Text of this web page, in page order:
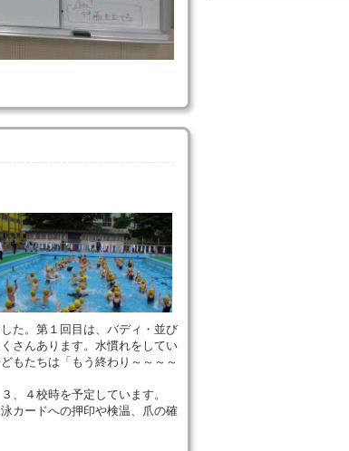
た。第１回目は、バディ・並び
さんあります。水慣れをしてい
もたちは「もう終わり～～～～
、４校時を予定しています。
カードへの押印や検温、爪の確